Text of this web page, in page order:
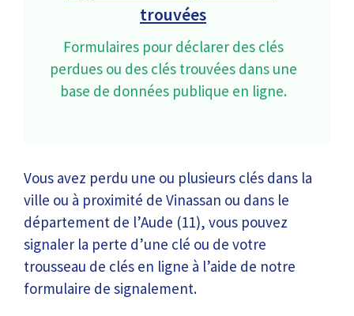
trouvées
Formulaires pour déclarer des clés
perdues ou des clés trouvées dans une
base de données publique en ligne.
Vous avez perdu une ou plusieurs clés dans la
ville ou à proximité de Vinassan ou dans le
département de l’Aude (11), vous pouvez
signaler la perte d’une clé ou de votre
trousseau de clés en ligne à l’aide de notre
formulaire de signalement.